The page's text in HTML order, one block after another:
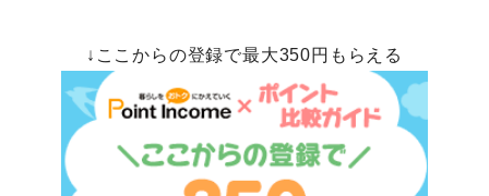
↓ここからの登録で最大350円もらえる